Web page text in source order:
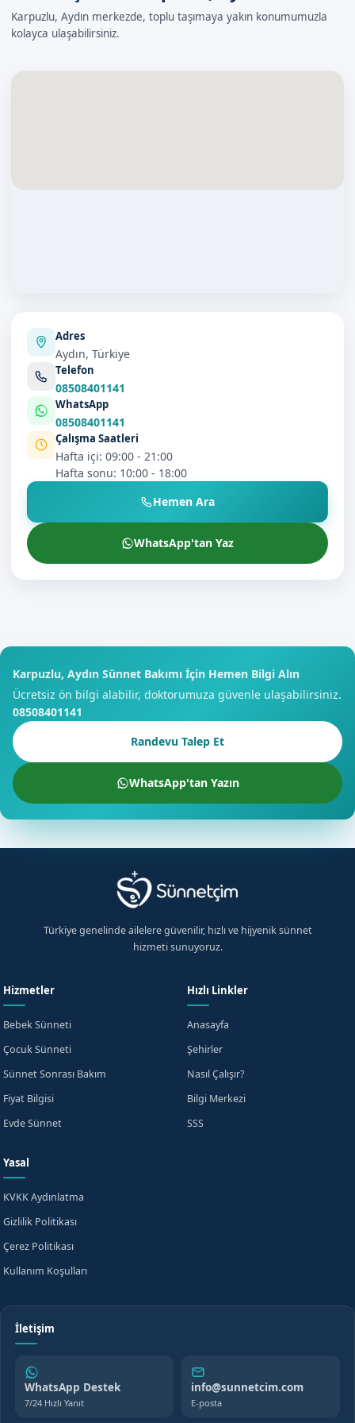
Karpuzlu, Aydın merkezde, toplu taşımaya yakın konumumuzla
kolayca ulaşabilirsiniz.
Adres
Aydın, Türkiye
Telefon
08508401141
WhatsApp
08508401141
Çalışma Saatleri
Hafta içi: 09:00 - 21:00
Hafta sonu: 10:00 - 18:00
Hemen Ara
WhatsApp'tan Yaz
Karpuzlu, Aydın Sünnet Bakımı İçin Hemen Bilgi Alın
Ücretsiz ön bilgi alabilir, doktorumuza güvenle ulaşabilirsiniz.
08508401141
Randevu Talep Et
WhatsApp'tan Yazın
Türkiye genelinde ailelere güvenilir, hızlı ve hijyenik sünnet
hizmeti sunuyoruz.
Hizmetler
Bebek Sünneti
Çocuk Sünneti
Sünnet Sonrası Bakım
Fiyat Bilgisi
Evde Sünnet
Hızlı Linkler
Anasayfa
Şehirler
Nasıl Çalışır?
Bilgi Merkezi
SSS
Yasal
KVKK Aydınlatma
Gizlilik Politikası
Çerez Politikası
Kullanım Koşulları
İletişim
WhatsApp Destek
7/24 Hızlı Yanıt
info@sunnetcim.com
E-posta